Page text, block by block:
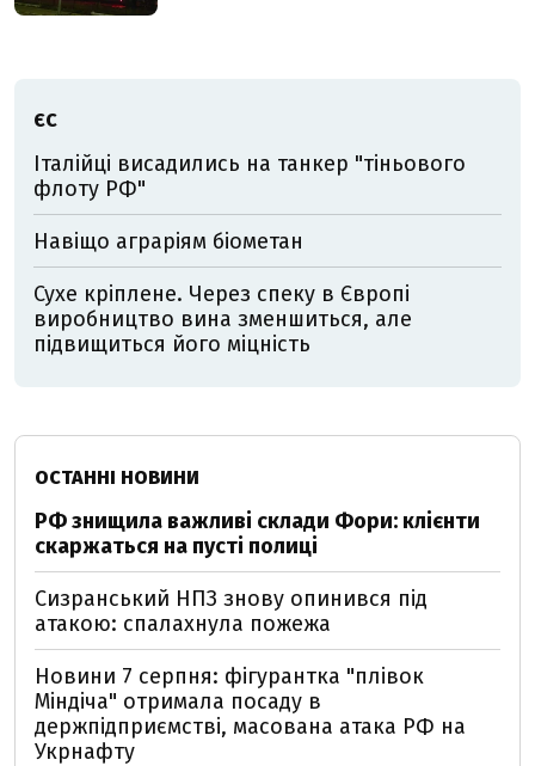
ЄС
Італійці висадились на танкер "тіньового
флоту РФ"
Навіщо аграріям біометан
Сухе кріплене. Через спеку в Європі
виробництво вина зменшиться, але
підвищиться його міцність
ОСТАННІ НОВИНИ
РФ знищила важливі склади Фори: клієнти
скаржаться на пусті полиці
Сизранський НПЗ знову опинився під
атакою: спалахнула пожежа
Новини 7 серпня: фігурантка "плівок
Міндіча" отримала посаду в
держпідприємстві, масована атака РФ на
Укрнафту